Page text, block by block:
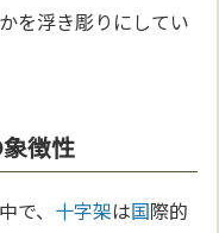
を浮き彫りにしてい
徴性
で、 十字架は国際的